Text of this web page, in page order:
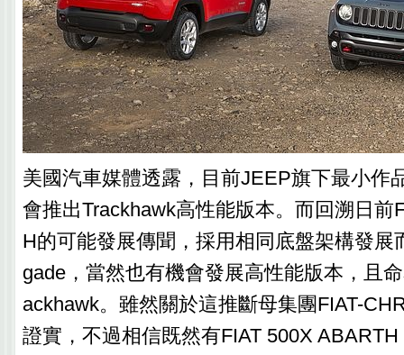
美國汽車媒體透露，目前JEEP旗下最小作
會推出Trackhawk高性能版本。而回溯日前
H的可能發展傳聞，採用相同底盤架構發展
gade，當然也有機會發展高性能版本，且
ackhawk。雖然關於這推斷母集團FIAT-
證實，不過相信既然有FIAT 500X